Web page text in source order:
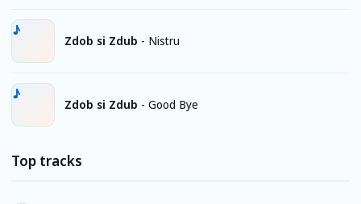
Zdob si Zdub - Nistru
Zdob si Zdub - Good Bye
Top tracks